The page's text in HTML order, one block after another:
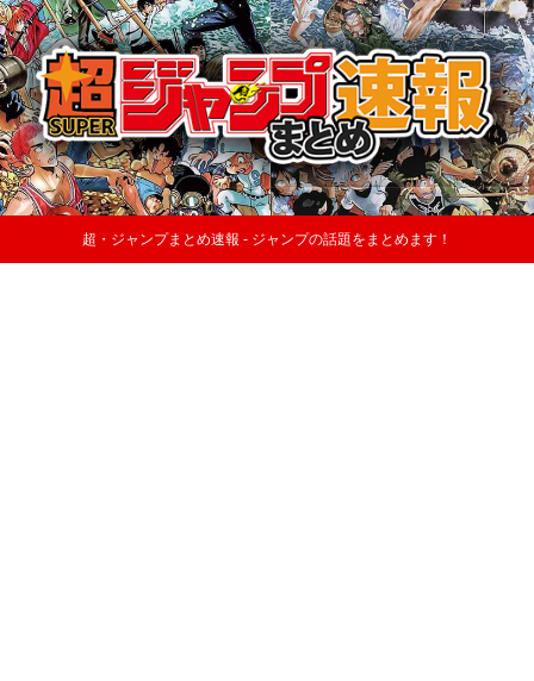
超・ジャンプまとめ速報 - ジャンプの話題をまとめます！